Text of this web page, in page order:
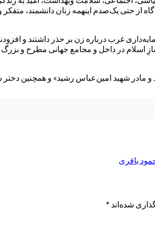
از حتی یک‌صدم اینهمه زنان دانشمند،
غرب درباره زن بر حذر داشتند و
اسلام در داخل و مجامع جهانی مطرح و
مادر شهید امین‌عباس رشید» و همچنین
باقری
شده‌اند *